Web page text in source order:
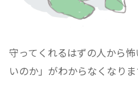
守ってくれるはずの人から
いのか」がわからなくなりま